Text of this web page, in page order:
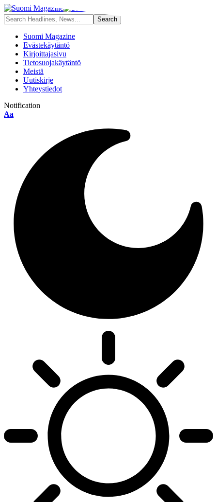
Suomi Magazine
Evästekäytäntö
Kirjoittajasivu
Tietosuojakäytäntö
Meistä
Uutiskirje
Yhteystiedot
Notification
Font
Aa